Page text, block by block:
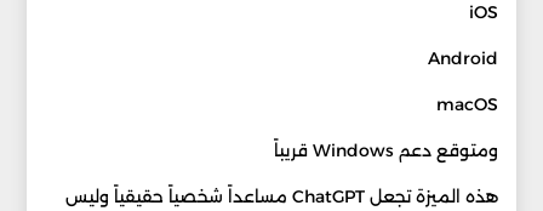
iOS
Android
macOS
ومتوقع دعم Windows قريباً
هذه الميزة تجعل ChatGPT مساعداً شخصياً حقيقياً وليس